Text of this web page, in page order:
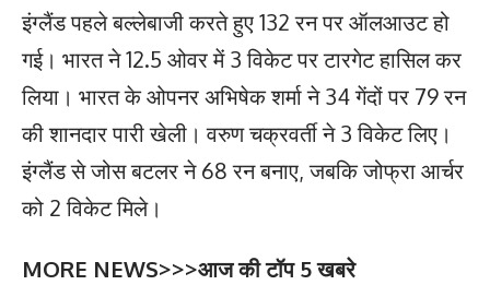
इंग्लैंड पहले बल्लेबाजी करते हुए 132 रन पर ऑलआउट हो
गई। भारत ने 12.5 ओवर में 3 विकेट पर टारगेट हासिल कर
लिया। भारत के ओपनर अभिषेक शर्मा ने 34 गेंदों पर 79 रन
की शानदार पारी खेली। वरुण चक्रवर्ती ने 3 विकेट लिए।
इंग्लैंड से जोस बटलर ने 68 रन बनाए, जबकि जोफ्रा आर्चर
को 2 विकेट मिले।
MORE NEWS>>>आज की टॉप 5 खबरे